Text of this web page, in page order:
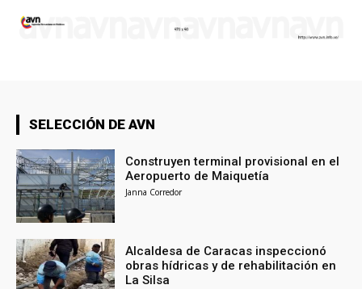
SELECCIÓN DE AVN
Construyen terminal provisional en el
Aeropuerto de Maiquetía
Janna Corredor
Alcaldesa de Caracas inspeccionó
obras hídricas y de rehabilitación en
La Silsa